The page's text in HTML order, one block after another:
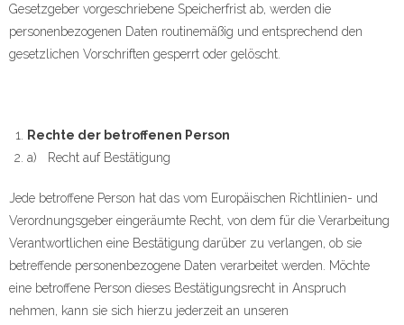
Gesetzgeber vorgeschriebene Speicherfrist ab, werden die
personenbezogenen Daten routinemäßig und entsprechend den
gesetzlichen Vorschriften gesperrt oder gelöscht.
Rechte der betroffenen Person
a) Recht auf Bestätigung
Jede betroffene Person hat das vom Europäischen Richtlinien- und
Verordnungsgeber eingeräumte Recht, von dem für die Verarbeitung
Verantwortlichen eine Bestätigung darüber zu verlangen, ob sie
betreffende personenbezogene Daten verarbeitet werden. Möchte
eine betroffene Person dieses Bestätigungsrecht in Anspruch
nehmen, kann sie sich hierzu jederzeit an unseren